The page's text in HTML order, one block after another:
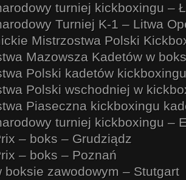
turniej kickboxingu –
Turniej K-1 – Litwa
Mistrzostwa Polski
Mazowsza Kadetów w
Polski kadetów
Polski wschodniej w
Piaseczna kickboxingu
turniej kickboxingu –
– boks – Grudziądz
– boks – Poznań
boksie zawodowym – Stutgart